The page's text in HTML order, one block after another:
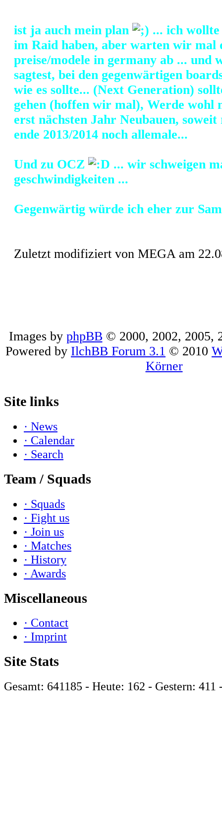
ist ja auch mein plan
... ich
im Raid haben, aber warten wir mal
preise/modele in germany ab ... und
sagtest, bei den gegenwärtigen
wie es sollte... (Next Generation)
gehen (hoffen wir mal), Werde wohl
erst nächsten Jahr Neubauen,
ende 2013/2014 noch allemale...
Und zu OCZ
... wir schweigen
geschwindigkeiten ...
Gegenwärtig würde ich eher zur
Zuletzt modifiziert von MEGA am
Images by phpBB © 2000, 2002, 2005,
Powered by IlchBB Forum 3.1 © 2010
Körner
Site links
· News
· Calendar
· Search
Team / Squads
· Squads
· Fight us
· Join us
· Matches
· History
· Awards
Miscellaneous
· Contact
· Imprint
Site Stats
Gesamt: 641185 - Heute: 162 - Gestern: 411